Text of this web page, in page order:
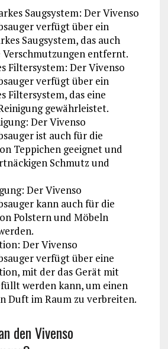
Saugsystem: Der Vivenso
verfügt über ein
Saugsystem, das auch
entfernt.
Filtersystem: Der Vivenso
verfügt über ein
Filtersystem, das eine
gewährleistet.
Der Vivenso
ist auch für die
Teppichen geeignet und
Schmutz und
Der Vivenso
kann auch für die
Polstern und Möbeln
Der Vivenso
verfügt über eine
mit der das Gerät mit
werden kann, um einen
Duft im Raum zu verbreiten.
den Vivenso